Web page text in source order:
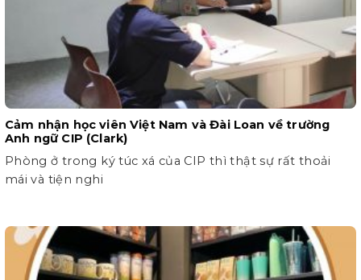
Cảm nhận học viên Việt Nam và Đài Loan về trường
Anh ngữ CIP (Clark)
Phòng ở trong ký túc xá của CIP thì thật sự rất thoải
mái và tiện nghi